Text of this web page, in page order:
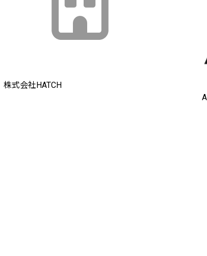
株式会社HATCH